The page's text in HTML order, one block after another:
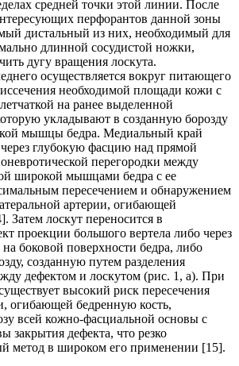
средней точки этой линии. После
перфорантов данной зоны
дистальный из них, необходимый для
длинной сосудистой ножки,
дугу вращения лоскута.
осуществляется вокруг питающего
необходимой площади кожи с
на ранее выделенной
укладывают в созданную борозду
мышцы бедра. Медиальный край
через глубокую фасцию над прямой
перегородки между
широкой мышцами бедра с ее
пересечением и обнаружением
артерии, огибающей
Затем лоскут переносится в
проекции большого вертела либо через
боковой поверхности бедра, либо
созданную путем разделения
дефектом и лоскутом (рис. 1, а). При
высокий риск пересечения
огибающей бедренную кость,
всей кожно-фасциальной основы с
закрытия дефекта, что резко
метод в широком его применении [15].